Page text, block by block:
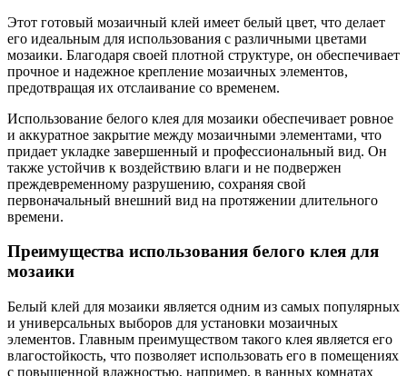
Этот готовый мозаичный клей имеет белый цвет, что делает
его идеальным для использования с различными цветами
мозаики. Благодаря своей плотной структуре, он обеспечивает
прочное и надежное крепление мозаичных элементов,
предотвращая их отслаивание со временем.
Использование белого клея для мозаики обеспечивает ровное
и аккуратное закрытие между мозаичными элементами, что
придает укладке завершенный и профессиональный вид. Он
также устойчив к воздействию влаги и не подвержен
преждевременному разрушению, сохраняя свой
первоначальный внешний вид на протяжении длительного
времени.
Преимущества использования белого клея для
мозаики
Белый клей для мозаики является одним из самых популярных
и универсальных выборов для установки мозаичных
элементов. Главным преимуществом такого клея является его
влагостойкость, что позволяет использовать его в помещениях
с повышенной влажностью, например, в ванных комнатах